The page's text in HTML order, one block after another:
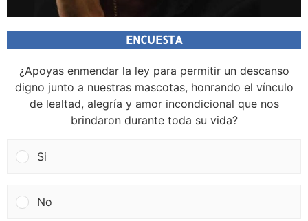
ENCUESTA
¿Apoyas enmendar la ley para permitir un descanso
digno junto a nuestras mascotas, honrando el vínculo
de lealtad, alegría y amor incondicional que nos
brindaron durante toda su vida?
Si
No